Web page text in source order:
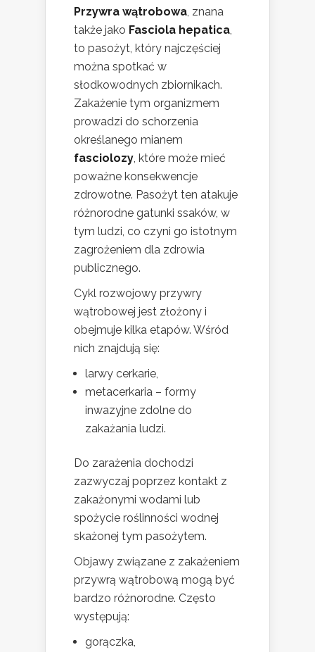
Przywra wątrobowa , znana
także jako Fasciola hepatica
to pasożyt, który najczęściej
można spotkać w
słodkowodnych zbiornikach.
Zakażenie tym organizmem
prowadzi do schorzenia
określanego mianem
fasciolozy , które może mieć
poważne konsekwencje
zdrowotne. Pasożyt ten atakuje
różnorodne gatunki ssaków, w
tym ludzi, co czyni go istotnym
zagrożeniem dla zdrowia
publicznego.
Cykl rozwojowy przywry
wątrobowej jest złożony i
obejmuje kilka etapów. Wśród
nich znajdują się:
larwy cerkarie,
metacerkaria – formy
inwazyjne zdolne do
zakażania ludzi.
Do zarażenia dochodzi
zazwyczaj poprzez kontakt z
zakażonymi wodami lub
spożycie roślinności wodnej
skażonej tym pasożytem.
Objawy związane z zakażeniem
przywrą wątrobową mogą być
bardzo różnorodne. Często
występują:
gorączka,